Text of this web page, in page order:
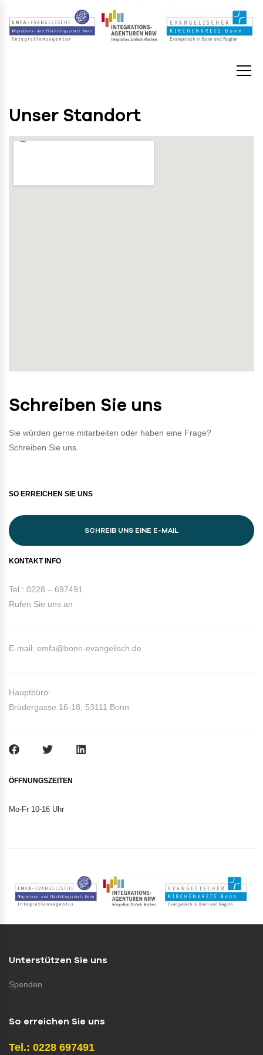
Unser Standort
Schreiben Sie uns
Sie würden gerne mitarbeiten oder haben eine Frage?
Schreiben Sie uns.
SO ERREICHEN SIE UNS
SCHREIB UNS EINE E-MAIL
KONTAKT INFO
Tel.: 0228 – 697491
Rufen Sie uns an
E-mail: emfa@bonn-evangelisch.de
Hauptbüro:
Brüdergasse 16-18, 53111 Bonn
ÖFFNUNGSZEITEN
Mo-Fr 10-16 Uhr
Unterstützen Sie uns
Spenden
So erreichen Sie uns
Tel.: 0228 697491